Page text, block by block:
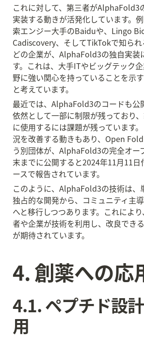
これに対して、第三者がAlphaFold3
実装する動きが活発化しています。
索エンジー大手のBaiduや、Lingo
Cadiscovery、そしてTikTokで知ら
どの企業が、AlphaFold3の独自実装
す。これは、大手ITやビッグテック
野に強い関心を持っていることを示
と考えています。
最近では、AlphaFold3のコードも公
依然として一部に制限が残っており
に使用するには課題が残っています
況を改善する動きもあり、Open
う別団体が、AlphaFold3の完全オー
末までに公開すると2024年11月11
ースで報告されています。
このように、AlphaFold3の技術は、
独占的な開発から、コミュニティ主
へと移行しつつあります。これによ
者や企業が技術を利用し、改良でき
が期待されています。
4. 創薬への応
4.1. ペプチド設
用